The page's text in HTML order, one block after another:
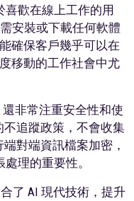
歡在線上工作的用
安裝或下載任何軟體
確保客戶幾乎可以在
移動的工作社會中尤
還非常注重安全性和使
不追蹤政策，不會收集
端對端資訊檔案加密，
理的重要性。
了 AI 現代技術，提升